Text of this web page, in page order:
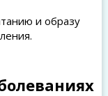
и образу